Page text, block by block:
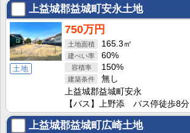
上益城郡益城町安永土地
土地
750万円
165.3㎡
60%
150%
無し
上益城郡益城町安永
【バス】上野添 バス停徒歩8分
上益城郡益城町広崎土地